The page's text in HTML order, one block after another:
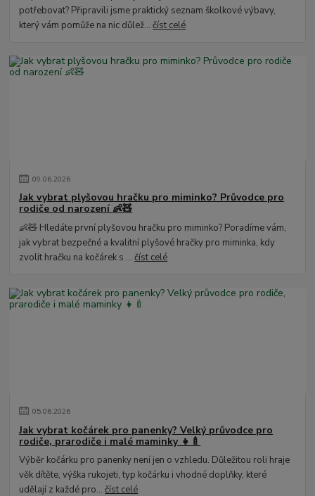
potřebovat? Připravili jsme praktický seznam školkové výbavy,
který vám pomůže na nic důlež...číst celé
09.06.2026
Jak vybrat plyšovou hračku pro miminko? Průvodce pro
rodiče od narození 👶🧸
👶🧸 Hledáte první plyšovou hračku pro miminko? Poradíme vám,
jak vybrat bezpečné a kvalitní plyšové hračky pro miminka, kdy
zvolit hračku na kočárek s ...číst celé
05.06.2026
Jak vybrat kočárek pro panenky? Velký průvodce pro
rodiče, prarodiče i malé maminky 👧🍼
Výběr kočárku pro panenky není jen o vzhledu. Důležitou roli hraje
věk dítěte, výška rukojeti, typ kočárku i vhodné doplňky, které
udělají z každé pro...číst celé